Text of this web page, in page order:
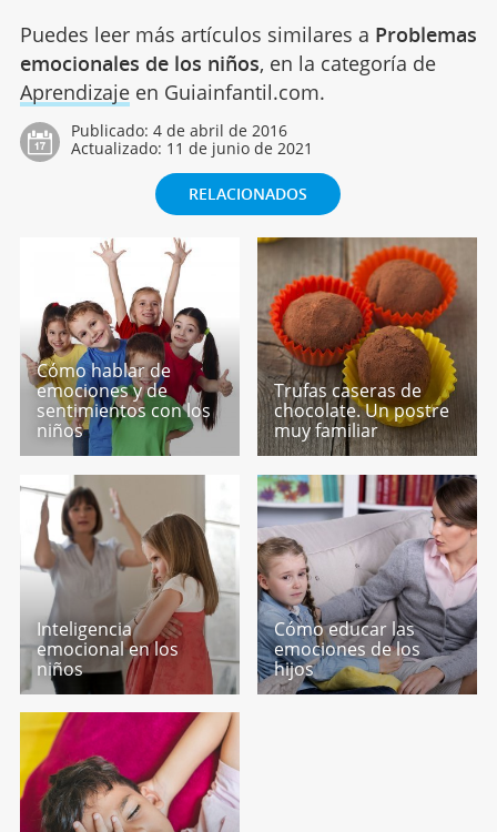
Puedes leer más artículos similares a Problemas
emocionales de los niños, en la categoría de
Aprendizajeen Guiainfantil.com.
Publicado: 4 de abril de 2016
Actualizado: 11 de junio de 2021
RELACIONADOS
Cómo hablar de
emociones y de
sentimientos con los
niños
Trufas caseras de
chocolate. Un postre
muy familiar
Inteligencia
emocional en los
niños
Cómo educar las
emociones de los
hijos